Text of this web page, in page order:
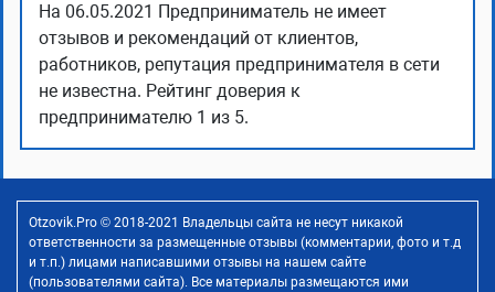
На 06.05.2021 Предприниматель не имеет
отзывов и рекомендаций от клиентов,
работников, репутация предпринимателя в сети
не известна. Рейтинг доверия к
предпринимателю 1 из 5.
Otzovik.Pro © 2018-2021 Владельцы сайта не несут никакой
ответственности за размещенные отзывы (комментарии, фото и т.д
и т.п.) лицами написавшими отзывы на нашем сайте
(пользователями сайта). Все материалы размещаются ими